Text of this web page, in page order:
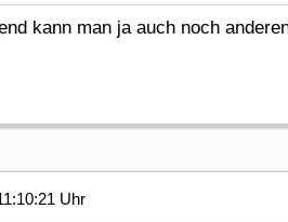
kann man ja auch noch
Uhr